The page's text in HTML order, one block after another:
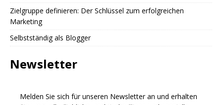
Zielgruppe definieren: Der Schlüssel zum erfolgreichen
Marketing
Selbstständig als Blogger
Newsletter
Melden Sie sich für unseren Newsletter an und erhalten